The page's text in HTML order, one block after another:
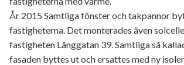
År 2015 Samtliga fönster och takpannor
fastigheterna. Det monterades även
fastigheten Långgatan 39. Samtliga så
fasaden byttes ut och ersattes med ny